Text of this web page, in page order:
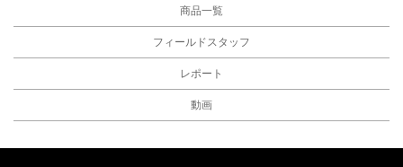
商品一覧
フィールドスタッフ
レポート
動画